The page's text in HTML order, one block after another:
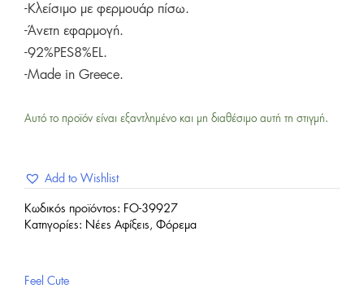
-Κλείσιμο με φερμουάρ πίσω.
-Άνετη εφαρμογή.
-92%PES8%EL.
-Made in Greece.
Αυτό το προϊόν είναι εξαντλημένο και μη διαθέσιμο αυτή τη στιγμή.
Add to Wishlist
Κωδικός προϊόντος: FO-39927
Κατηγορίες: Νέες Αφίξεις , Φόρεμα
Feel Cute